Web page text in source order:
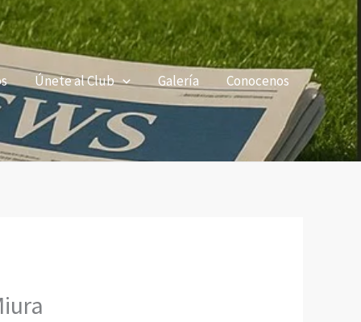
Únete al Club Galería Conocenos